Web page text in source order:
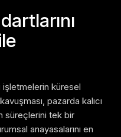
işletmelerin küresel
pazarda kalıcı
süreçlerini tek bir
anayasalarını en